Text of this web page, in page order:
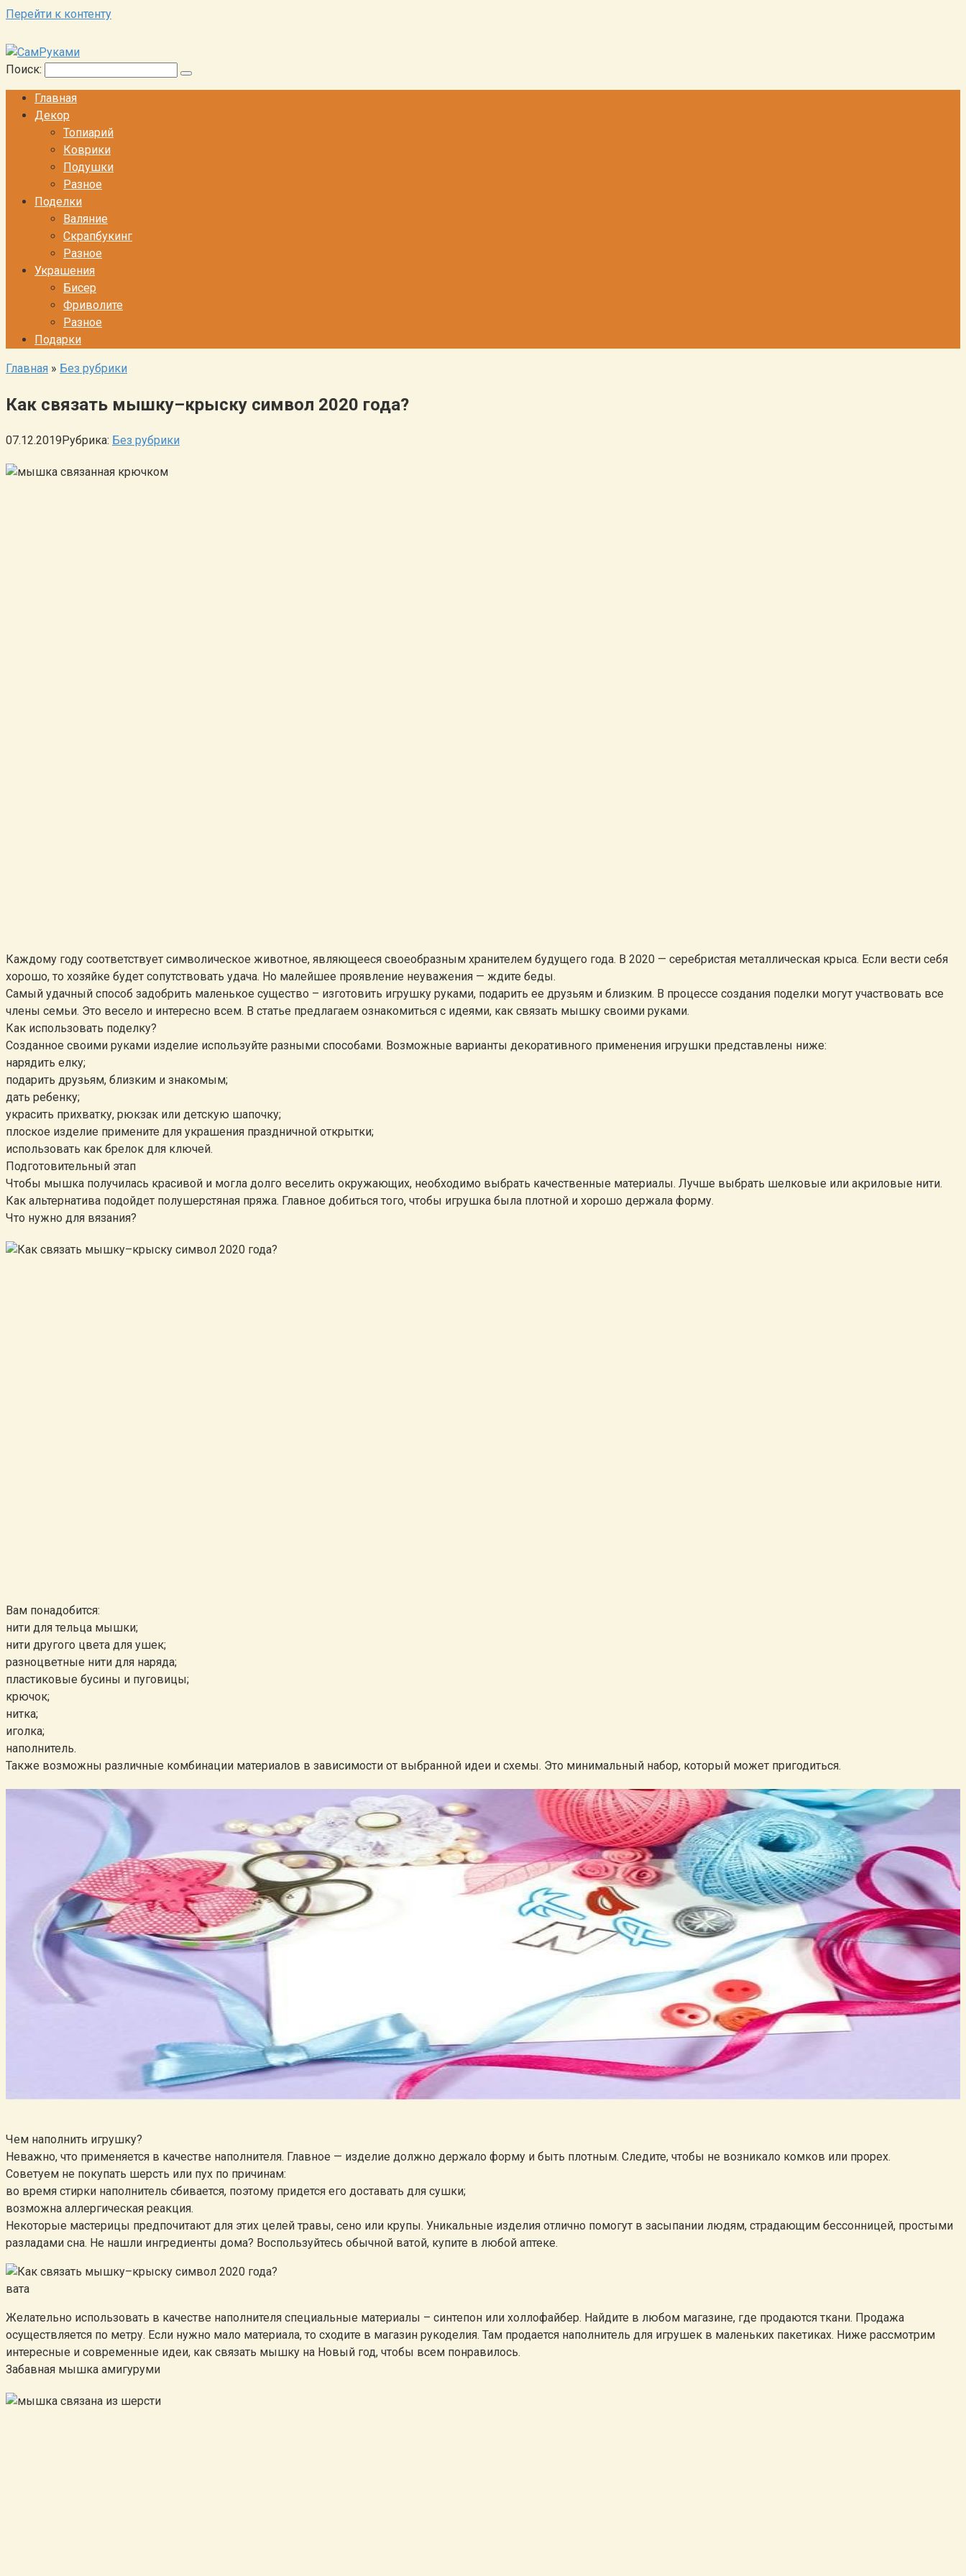
Перейти к контенту
Поиск:
Главная
Декор
Топиарий
Коврики
Подушки
Разное
Поделки
Валяние
Скрапбукинг
Разное
Украшения
Бисер
Фриволите
Разное
Подарки
Главная » Без рубрики
Как связать мышку–крыску символ 2020 года?
07.12.2019Рубрика: Без рубрики
Каждому году соответствует символическое животное, являющееся своеобразным хранителем будущего года. В 2020 — серебристая металлическая крыса. Если вести себя
хорошо, то хозяйке будет сопутствовать удача. Но малейшее проявление неуважения — ждите беды.
Самый удачный способ задобрить маленькое существо – изготовить игрушку руками, подарить ее друзьям и близким. В процессе создания поделки могут участвовать все
члены семьи. Это весело и интересно всем. В статье предлагаем ознакомиться с идеями, как связать мышку своими руками.
Как использовать поделку?
Созданное своими руками изделие используйте разными способами. Возможные варианты декоративного применения игрушки представлены ниже:
нарядить елку;
подарить друзьям, близким и знакомым;
дать ребенку;
украсить прихватку, рюкзак или детскую шапочку;
плоское изделие примените для украшения праздничной открытки;
использовать как брелок для ключей.
Подготовительный этап
Чтобы мышка получилась красивой и могла долго веселить окружающих, необходимо выбрать качественные материалы. Лучше выбрать шелковые или акриловые нити.
Как альтернатива подойдет полушерстяная пряжа. Главное добиться того, чтобы игрушка была плотной и хорошо держала форму.
Что нужно для вязания?
Вам понадобится:
нити для тельца мышки;
нити другого цвета для ушек;
разноцветные нити для наряда;
пластиковые бусины и пуговицы;
крючок;
нитка;
иголка;
наполнитель.
Также возможны различные комбинации материалов в зависимости от выбранной идеи и схемы. Это минимальный набор, который может пригодиться.
Чем наполнить игрушку?
Неважно, что применяется в качестве наполнителя. Главное — изделие должно держало форму и быть плотным. Следите, чтобы не возникало комков или прорех.
Советуем не покупать шерсть или пух по причинам:
во время стирки наполнитель сбивается, поэтому придется его доставать для сушки;
возможна аллергическая реакция.
Некоторые мастерицы предпочитают для этих целей травы, сено или крупы. Уникальные изделия отлично помогут в засыпании людям, страдающим бессонницей, простыми
разладами сна. Не нашли ингредиенты дома? Воспользуйтесь обычной ватой, купите в любой аптеке.
вата
Желательно использовать в качестве наполнителя специальные материалы – синтепон или холлофайбер. Найдите в любом магазине, где продаются ткани. Продажа
осуществляется по метру. Если нужно мало материала, то сходите в магазин рукоделия. Там продается наполнитель для игрушек в маленьких пакетиках. Ниже рассмотрим
интересные и современные идеи, как связать мышку на Новый год, чтобы всем понравилось.
Забавная мышка амигуруми